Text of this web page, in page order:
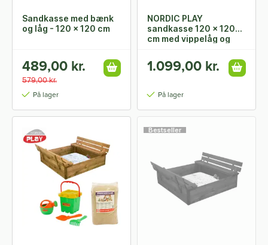
Sandkasse med bænk
og låg - 120 x 120 cm
489,00 kr.
579,00 kr.
På lager
NORDIC PLAY
sandkasse 120 x 120
cm med vippelåg og
Certificeret sand
1.099,00 kr.
På lager
Bestseller